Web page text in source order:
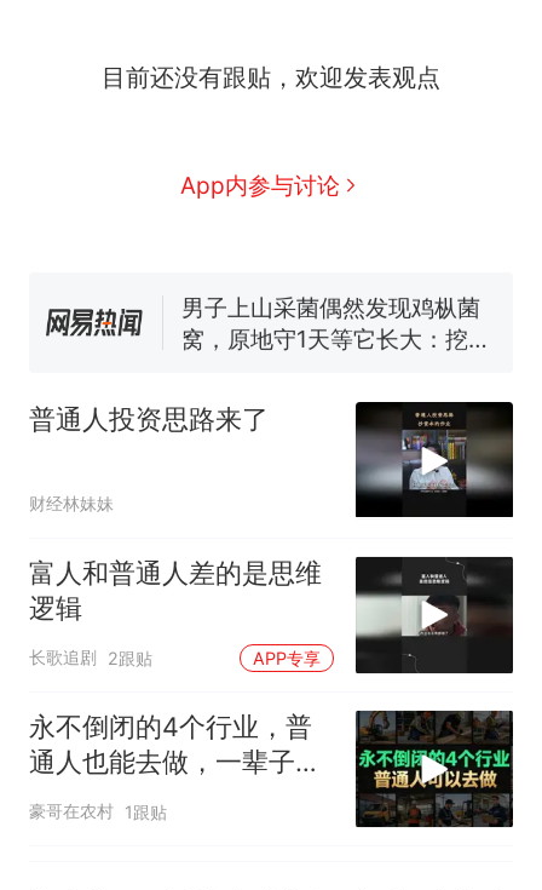
目前还没有跟贴，欢迎发表观点
App内参与讨论
人生
新 制裁瓜子饺子，美国怕什
么？
协会回应
男子上山采菌偶然发现鸡枞菌
窝，原地守1天等它长大：挖了
回大海 目击者直呼震惊 （视频
来源：参考消息）
笔试第一被第二名传话劝弃考
那个在床头放菜刀的女孩，
人生
普通人投资思路来了
财经林妹妹
富人和普通人差的是思维
逻辑
长歌追剧 2跟贴 APP专享
永不倒闭的4个行业，普
通人也能去做，一辈子衣
食无忧
豪哥在农村 1跟贴